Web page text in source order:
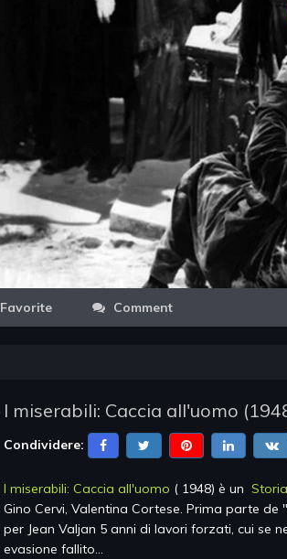
Favorite Comment
I miserabili: Caccia all'uomo (
Condividere:
I miserabili: Caccia all'uomo ( 1948) è un Storia
Gino Cervi, Valentina Cortese. Prima parte de
per Jean Valjan 5 anni di lavori forzati, cui se
evasione fallito...